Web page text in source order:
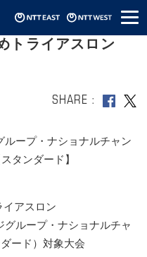
メ
ニ
タンダード】2023
トライアスロン
SHARE
ープ・ナショナルチャン
タンダード】
アスロン
ループ・ナショナルチャ
ード）対象大会